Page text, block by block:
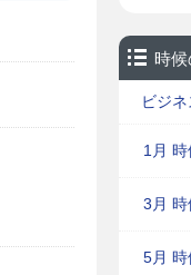
時
ビジ
1月 時
3月 時
5月 時